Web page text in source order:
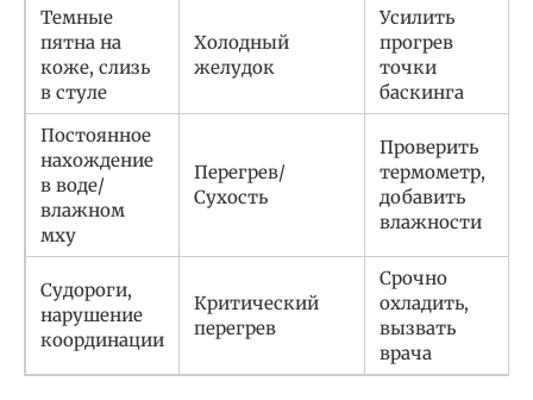
Темные
пятна на
коже, слизь
в стуле
Холодный
желудок
Усилить
прогрев
точки
баскинга
Постоянное
нахождение
в воде/
влажном
мху
Перегрев/
Сухость
Проверить
термометр,
добавить
влажности
Судороги,
нарушение
координации
Критический
перегрев
Срочно
охладить,
вызвать
врача